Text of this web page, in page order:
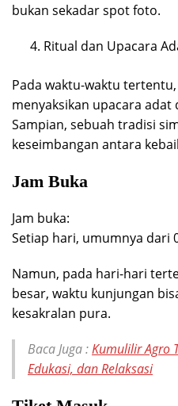
bukan sekadar spot foto.
Ritual dan Upacara
Pada waktu-waktu
menyaksikan upacara
Sampian, sebuah tradisi
keseimbangan antara
Jam Buka
Jam buka:
Setiap hari, umumnya dari
Namun, pada hari-hari
besar, waktu kunjungan
kesakralan pura.
Baca Juga :Kumulilir Agro
Edukasi, dan Relaksasi